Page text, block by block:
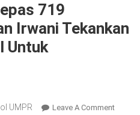
719
Irwani Tekankan
Untuk
UMPR Leave A CommentOn